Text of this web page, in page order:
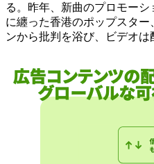
る。昨年、新曲のプロモー
に纏った香港のポップスタ
ンから批判を浴び、ビデオは